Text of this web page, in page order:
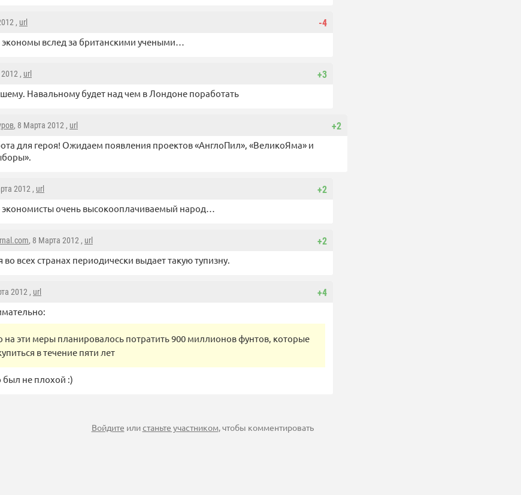
-4
, url
экономы вслед за британскими учеными…
+3
, url
Навальному будет над чем в Лондоне поработать
+2
, 8 Марта 2012 , url
для героя! Ожидаем появления проектов «АнглоПил», «ВеликоЯма» и
+2
2012 , url
экономисты очень высокооплачиваемый народ…
+2
, 8 Марта 2012 , url
всех странах периодически выдает такую тупизну.
+4
2012 , url
на эти меры планировалось потратить 900 миллионов фунтов, которые
в течение пяти лет
был не плохой :)
Войдите илистаньте участником, чтобы комментировать